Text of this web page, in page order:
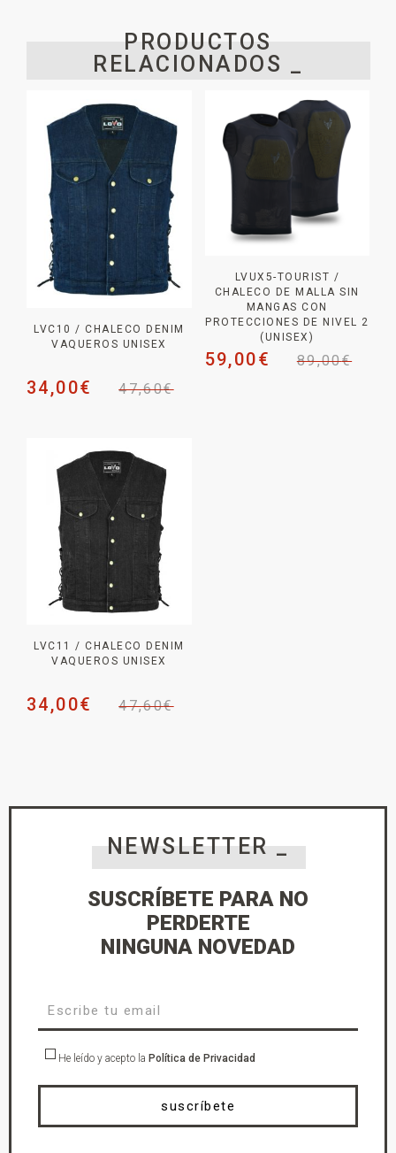
PRODUCTOS
RELACIONADOS _
LVC10 / CHALECO DENIM
VAQUEROS UNISEX
47,60€
34,00€
LVUX5-TOURIST /
CHALECO DE MALLA SIN
MANGAS CON
PROTECCIONES DE NIVEL 2
(UNISEX)
89,00€
59,00€
LVC11 / CHALECO DENIM
VAQUEROS UNISEX
47,60€
34,00€
NEWSLETTER _
SUSCRÍBETE PARA NO
PERDERTE
NINGUNA NOVEDAD
He leído y acepto la Política de Privacidad
suscríbete